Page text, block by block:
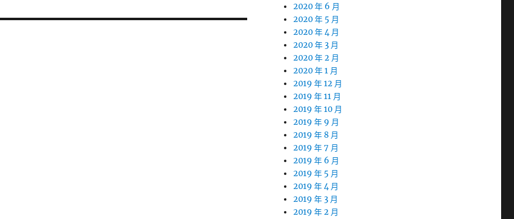
2020 年 6 月
2020 年 5 月
2020 年 4 月
2020 年 3 月
2020 年 2 月
2020 年 1 月
2019 年 12 月
2019 年 11 月
2019 年 10 月
2019 年 9 月
2019 年 8 月
2019 年 7 月
2019 年 6 月
2019 年 5 月
2019 年 4 月
2019 年 3 月
2019 年 2 月